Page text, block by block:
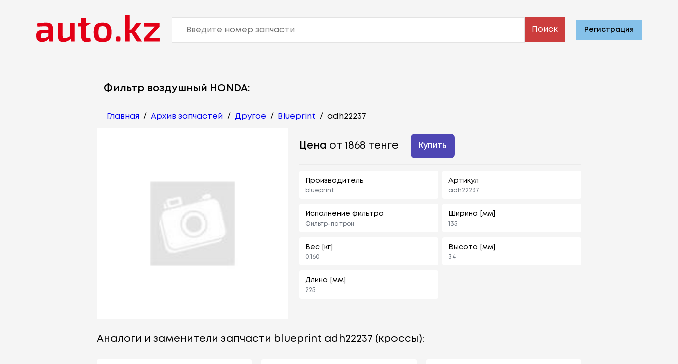
Поиск Регистрация
Фильтр воздушный HONDA:
Главная / Архив запчастей / Другое / Blueprint / adh22237
Цена от 1868 тенге Купить
Производитель
blueprint
Артикул
adh22237
Исполнение фильтра
Фильтр-патрон
Ширина [мм]
135
Вес [кг]
0,160
Высота [мм]
34
Длина [мм]
225
Аналоги и заменители запчасти blueprint adh22237 (кроссы):